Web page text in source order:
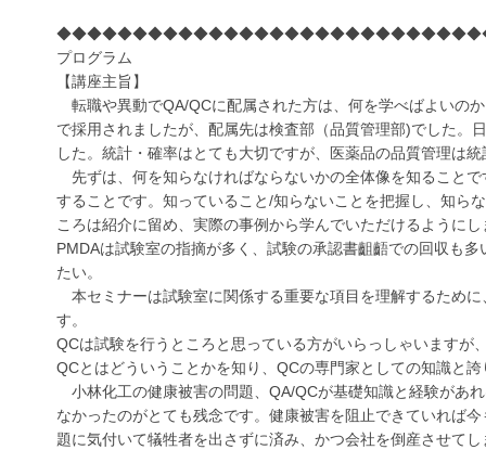
プログラム
【講座主旨】
転職や異動でQA/QCに配属された方は、何を学べばよいの
で採用されましたが、配属先は検査部（品質管理部)でした。
した。統計・確率はとても大切ですが、医薬品の品質管理は
先ずは、何を知らなければならないかの全体像を知ること
することです。知っていること/知らないことを把握し、知ら
ころは紹介に留め、実際の事例から学んでいただけるようにし
PMDAは試験室の指摘が多く、試験の承認書齟齬での回収も
たい。
本セミナーは試験室に関係する重要な項目を理解するため
す。
QCは試験を行うところと思っている方がいらっしゃいます
QCとはどういうことかを知り、QCの専門家としての知識と
小林化工の健康被害の問題、QA/QCが基礎知識と経験があ
なかったのがとても残念です。健康被害を阻止できていれば
題に気付いて犠牲者を出さずに済み、かつ会社を倒産させて